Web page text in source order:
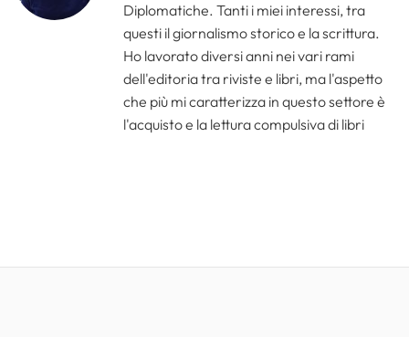
Diplomatiche. Tanti i miei interessi, tra
questi il giornalismo storico e la scrittura.
Ho lavorato diversi anni nei vari rami
dell'editoria tra riviste e libri, ma l'aspetto
che più mi caratterizza in questo settore è
l'acquisto e la lettura compulsiva di libri